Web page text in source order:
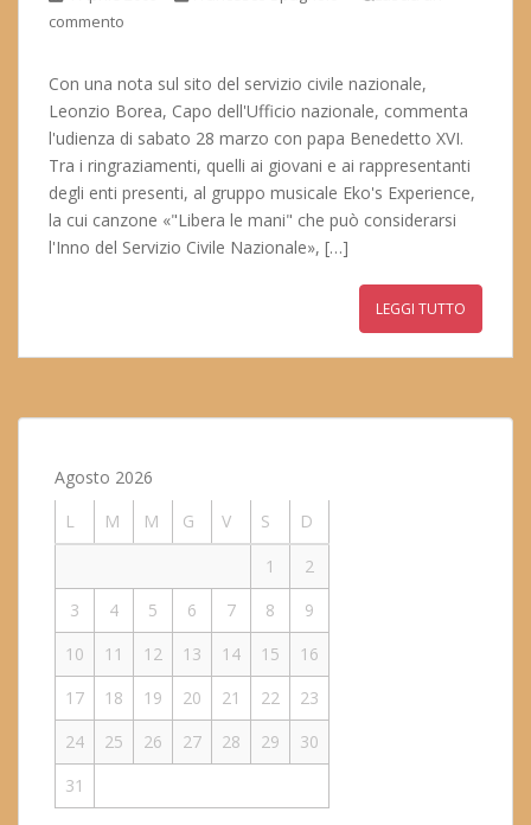
commento
Con una nota sul sito del servizio civile nazionale,
Leonzio Borea, Capo dell'Ufficio nazionale, commenta
l'udienza di sabato 28 marzo con papa Benedetto XVI.
Tra i ringraziamenti, quelli ai giovani e ai rappresentanti
degli enti presenti, al gruppo musicale Eko's Experience,
la cui canzone «"Libera le mani" che può considerarsi
l'Inno del Servizio Civile Nazionale», […]
LEGGI TUTTO
Agosto 2026
L
M M G V S
D
1
2
3
4 5 6 7 8
9
10
11 12 13 14 15
16
17
18 19 20 21 22
23
24
25 26 27 28 29
30
31